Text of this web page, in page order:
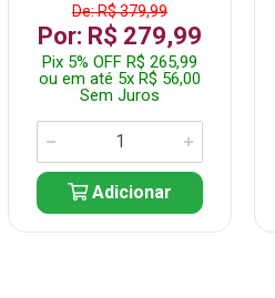
De: R$ 379,99
Por: R$ 279,99
Pix 5% OFF R$ 265,99
ou em até 5x R$ 56,00
Sem Juros
Adicionar